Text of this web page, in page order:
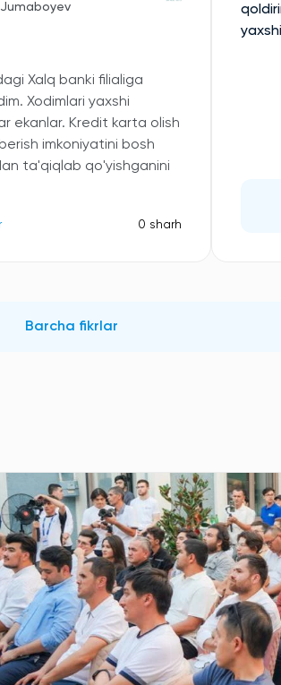
Xalq banki filialiga
Xodimlari yaxshi
ekanlar. Kredit karta olish
imkoniyatini bosh
ta'qiqlab qo'yishganini
0 sharh
Barcha fikrlar